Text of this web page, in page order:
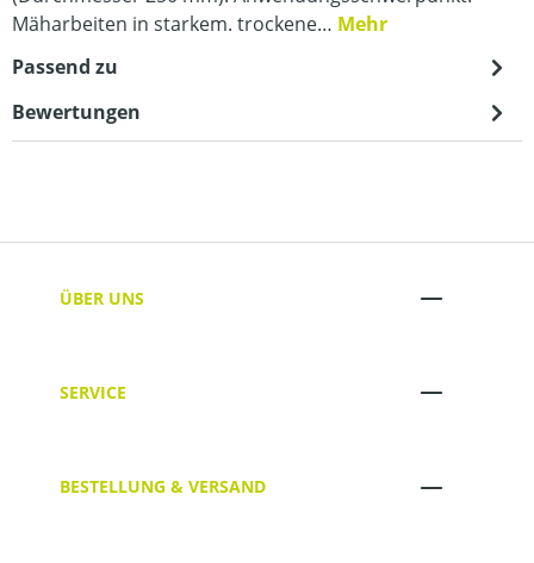
Mäharbeiten in starkem. trockene… Mehr
Passend zu
Bewertungen
ÜBER UNS
SERVICE
BESTELLUNG & VERSAND